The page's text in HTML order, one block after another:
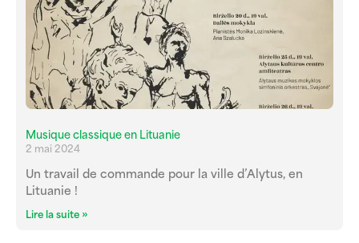
Musique classique en Lituanie
2 mai 2024
Un travail de commande pour la ville d’Alytus, en
Lituanie !
Lire la suite »